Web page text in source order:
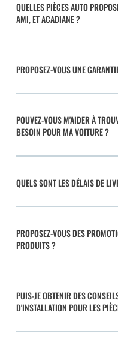
QUELLES PIÈCES AUTO
AMI, ET ACADIANE ?
PROPOSEZ-VOUS UNE
POUVEZ-VOUS M'AIDER À
BESOIN POUR MA VOITURE ?
QUELS SONT LES DÉLAIS DE
PROPOSEZ-VOUS DES
PRODUITS ?
PUIS-JE OBTENIR DES
D'INSTALLATION POUR LES